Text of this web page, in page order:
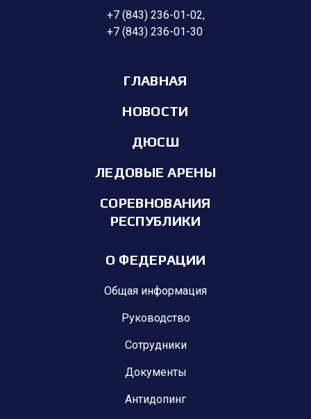
+7 (843) 236-01-02,
+7 (843) 236-01-30
ГЛАВНАЯ
НОВОСТИ
ДЮСШ
ЛЕДОВЫЕ АРЕНЫ
СОРЕВНОВАНИЯ
РЕСПУБЛИКИ
О ФЕДЕРАЦИИ
Общая информация
Руководство
Сотрудники
Документы
Антидопинг